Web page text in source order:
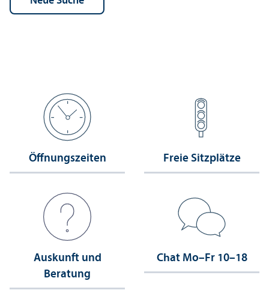
Öffnungs­zeiten Freie Sitzplätze
Auskunft und
Beratung
Chat Mo–Fr 10–18